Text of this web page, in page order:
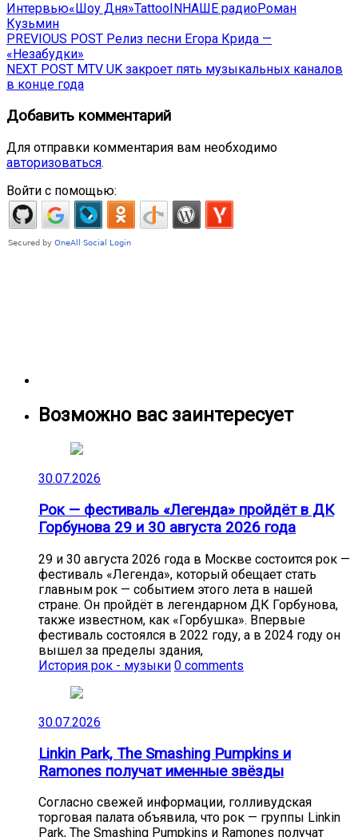
Интервью«Шоу Дня»TattooINНАШЕ радиоРоман
Кузьмин
Навигация
по
записям
PREVIOUS POST Previous
Релиз песни Егора Крида —
«Незабудки»
NEXT POST Next
post:
MTV UK закроет пять музыкальных каналов
в конце года
Добавить комментарий
Для отправки комментария вам необходимо
авторизоваться.
Войти с помощью:
Возможно вас заинтересует
30.07.2026
Рок — фестиваль «Легенда» пройдёт в ДК
Горбунова 29 и 30 августа 2026 года
29 и 30 августа 2026 года в Москве состоится рок —
фестиваль «Легенда», который обещает стать
главным рок — событием этого лета в нашей
стране. Он пройдёт в легендарном ДК Горбунова,
также известном, как «Горбушка». Впервые
фестиваль состоялся в 2022 году, а в 2024 году он
вышел за пределы здания,
История рок - музыки 0 comments
30.07.2026
Linkin Park, The Smashing Pumpkins и
Ramones получат именные звёзды
Согласно свежей информации, голливудская
торговая палата объявила, что рок — группы Linkin
Park, The Smashing Pumpkins и Ramones получат